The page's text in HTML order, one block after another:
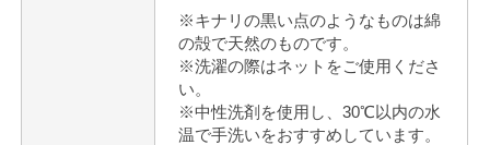
※キナリの黒い点のようなものは綿
の殻で天然のものです。
※洗濯の際はネットをご使用くださ
い。
※中性洗剤を使用し、30℃以内の水
温で手洗いをおすすめしています。